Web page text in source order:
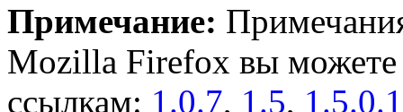
Примечание:
Mozilla Firefox вы можете
ссылкам: 1.0.7, 1.5, 1.5.0.1